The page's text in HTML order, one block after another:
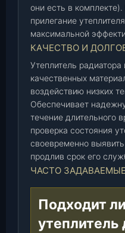
они есть в
прилегание
максимальной
КАЧЕСТВО И
Утеплитель радиатора
качественных
воздействию низких
Обеспечивает
течение длительного
проверка состояния
своевременно
продлив срок его
ЧАСТО
Подходит
утеплитель